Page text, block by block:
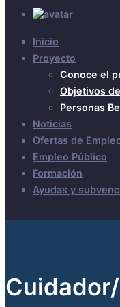
Inicio
Proyecto
Conoce el
Objetivos
Personas
Noticias
Ofertas de
Empleo Público
Formación
Ayudas y